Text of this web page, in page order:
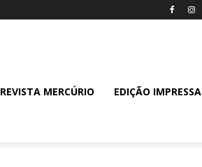
REVISTA MERCÚRIO EDIÇÃO IMPRESSA